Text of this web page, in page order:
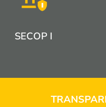
SECOP I